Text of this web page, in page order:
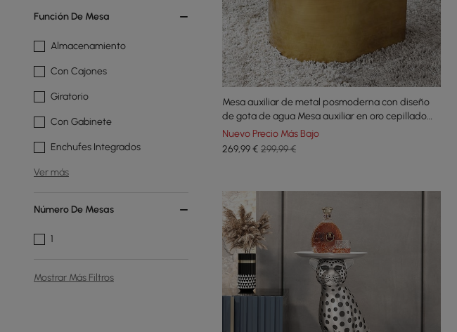
Función De Mesa
Almacenamiento
Con Cajones
Giratorio
Con Gabinete
Enchufes Integrados
Ver más
Número De Mesas
1
Mostrar Más Filtros
Mesa auxiliar de metal posmoderna con diseño
de gota de agua Mesa auxiliar en oro cepillado
de una sola pieza
Nuevo Precio Más Bajo
269,99€ 299,99 €